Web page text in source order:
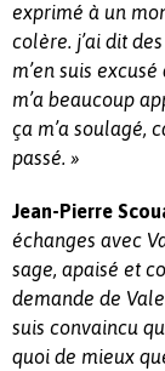
exprimé à un
colère. j’ai dit
m’en suis
m’a beaucoup
ça m’a soulagé,
passé. »
Jean-Pierre
échanges avec
sage, apaisé et
demande de
suis convaincu
quoi de mieux